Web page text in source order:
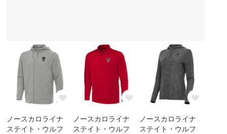
ノースカロライナ
ステイト・ウルフ
ノースカロライナ
ステイト・ウルフ
ノースカロライナ
ステイト・ウルフ